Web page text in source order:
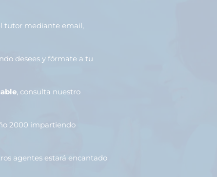
tutor mediante email,
desees y fórmate a tu
, consulta nuestro
2000 impartiendo
agentes estará encantado